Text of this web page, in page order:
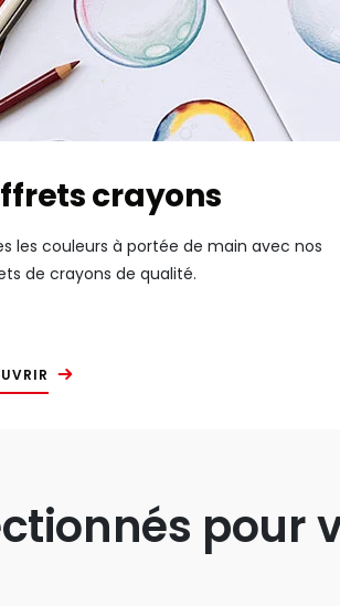
crayons
les couleurs à portée de main avec nos
de crayons de qualité.
pour